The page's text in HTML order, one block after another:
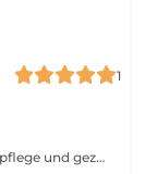
1
Erleben Sie die perfekte Verbindung aus Kopfpflege und gezielter Entspannung des Oberkörpers. Dieses Wohlfühlritual kombiniert ein 60-minütiges Head Spa mit einer 30-minütigen Office-Syndrom Rücken- & Schultermassage, um Verspannungen zu lösen, den Geist zur Ruhe kommen zu lassen und ein tiefes Gefühl der Entspannung zu fördern. Enthalten sind: Head Spa 60 Min. Office-Syndrom Rücken- & Schultermassage 30 Min.